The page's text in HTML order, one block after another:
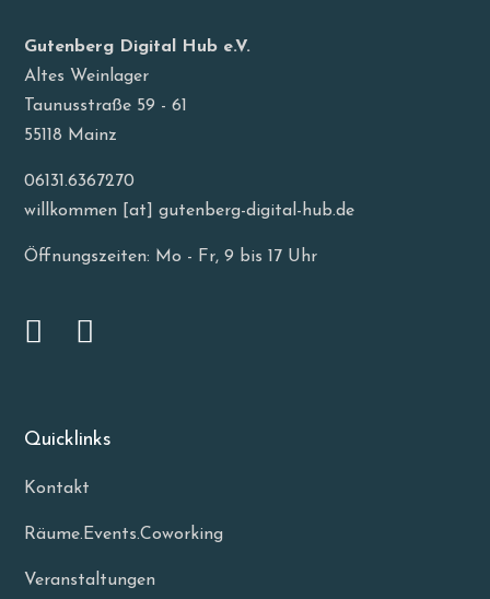
Gutenberg Digital Hub e.V.
Altes Weinlager
Taunusstraße 59 - 61
55118 Mainz
06131.6367270
willkommen [at] gutenberg-digital-hub.de
Öffnungszeiten: Mo - Fr, 9 bis 17 Uhr
Quicklinks
Kontakt
Räume.Events.Coworking
Veranstaltungen